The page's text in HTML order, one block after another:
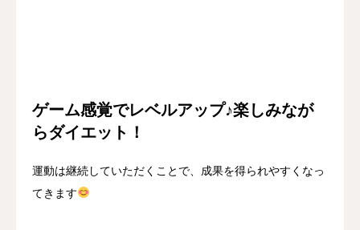
ゲーム感覚でレベルアップ♪楽しみなが
らダイエット！
運動は継続していただくことで、成果を得られやすくなっ
てきます